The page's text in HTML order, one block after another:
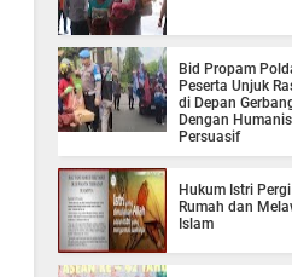
Bid Propam
Peserta Unjuk
di Depan
Dengan
Persuasif
Hukum Istri
Rumah dan
Islam